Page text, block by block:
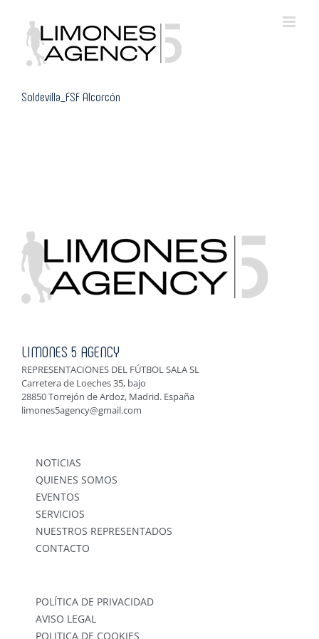
content
Soldevilla_FSF Alcorcón
LIMONES 5 AGENCY
REPRESENTACIONES DEL FÚTBOL SALA SL
Carretera de Loeches 35, bajo
28850 Torrejón de Ardoz, Madrid. España
limones5agency@gmail.com
NOTICIAS
QUIENES SOMOS
EVENTOS
SERVICIOS
NUESTROS REPRESENTADOS
CONTACTO
POLÍTICA DE PRIVACIDAD
AVISO LEGAL
POLITICA DE COOKIES